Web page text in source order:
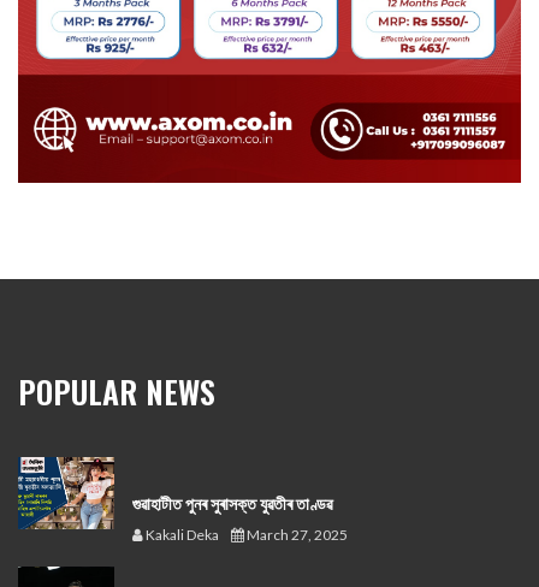
POPULAR NEWS
গুৱাহাটীত পুনৰ সুৰাসক্ত যুৱতীৰ তাণ্ডৱ
Kakali Deka March 27, 2025